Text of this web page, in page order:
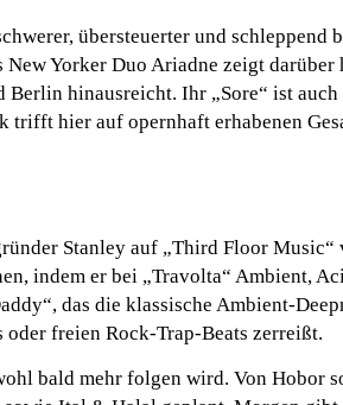
übersteuerter und schleppend
Yorker Duo Ariadne zeigt darüber
hinausreicht. Ihr „Sore“ ist
hier auf opernhaft erhabenen
Stanley auf „Third Floor Music“
indem er bei „Travolta“ Ambient,
das die klassische Ambient-
freien Rock-Trap-Beats zerreißt.
bald mehr folgen wird. Von Hobor